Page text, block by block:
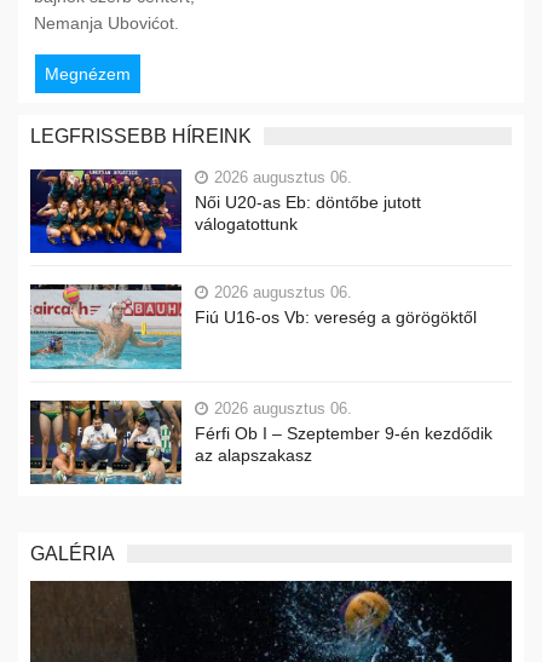
Nemanja Ubovićot.
Megnézem
LEGFRISSEBB HÍREINK
2026 augusztus 06.
Női U20-as Eb: döntőbe jutott
válogatottunk
2026 augusztus 06.
Fiú U16-os Vb: vereség a görögöktől
2026 augusztus 06.
Férfi Ob I – Szeptember 9-én kezdődik
az alapszakasz
GALÉRIA